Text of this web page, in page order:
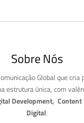
Sobre Nós
Global que
estrutura única, com
Development,
Digital.